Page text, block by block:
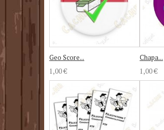
Geo Score...
1,00 €
Chapa...
1,00 €